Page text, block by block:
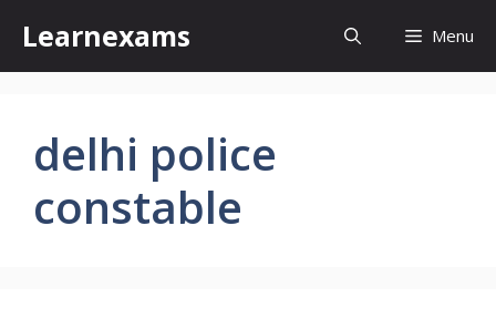
content
Learnexams Menu
delhi police
constable